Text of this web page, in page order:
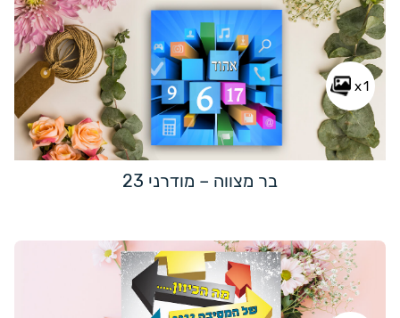
x1
בר מצווה – מודרני 23